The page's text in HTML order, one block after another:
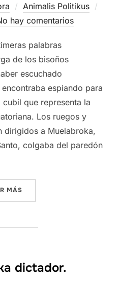
Animalis Politikus
hay comentarios
palabras
de los bisoños
escuchado
espiando para
que representa la
Los ruegos y
dirigidos a Muelabroka,
colgaba del paredón
MÁS
dictador.